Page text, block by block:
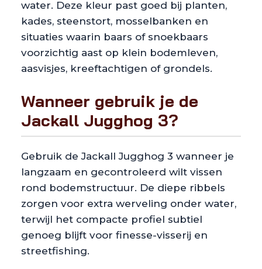
water. Deze kleur past goed bij planten,
kades, steenstort, mosselbanken en
situaties waarin baars of snoekbaars
voorzichtig aast op klein bodemleven,
aasvisjes, kreeftachtigen of grondels.
Wanneer gebruik je de
Jackall Jugghog 3?
Gebruik de Jackall Jugghog 3 wanneer je
langzaam en gecontroleerd wilt vissen
rond bodemstructuur. De diepe ribbels
zorgen voor extra werveling onder water,
terwijl het compacte profiel subtiel
genoeg blijft voor finesse-visserij en
streetfishing.